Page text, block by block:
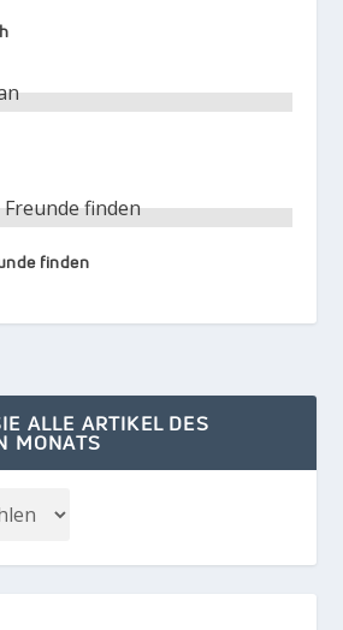
finden
ALLE ARTIKEL DES
MONATS